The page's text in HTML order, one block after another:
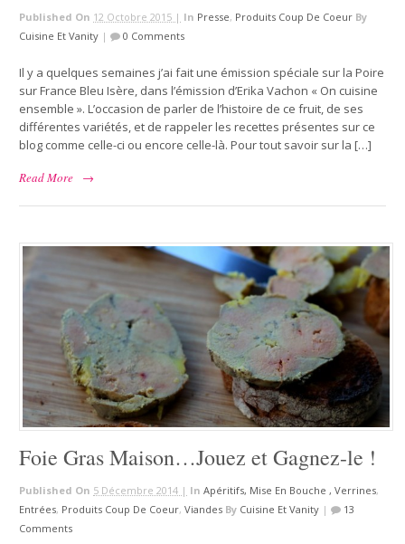
Published On 12 Octobre 2015 | In Presse, Produits Coup De Coeur By
Cuisine Et Vanity | 0 Comments
Il y a quelques semaines j’ai fait une émission spéciale sur la Poire
sur France Bleu Isère, dans l’émission d’Erika Vachon « On cuisine
ensemble ». L’occasion de parler de l’histoire de ce fruit, de ses
différentes variétés, et de rappeler les recettes présentes sur ce
blog comme celle-ci ou encore celle-là. Pour tout savoir sur la […]
Read More
→
Foie Gras Maison…Jouez et Gagnez-le !
Published On 5 Décembre 2014 | In Apéritifs, Mise En Bouche , Verrines,
Entrées, Produits Coup De Coeur,Viandes By Cuisine Et Vanity |
13
Comments